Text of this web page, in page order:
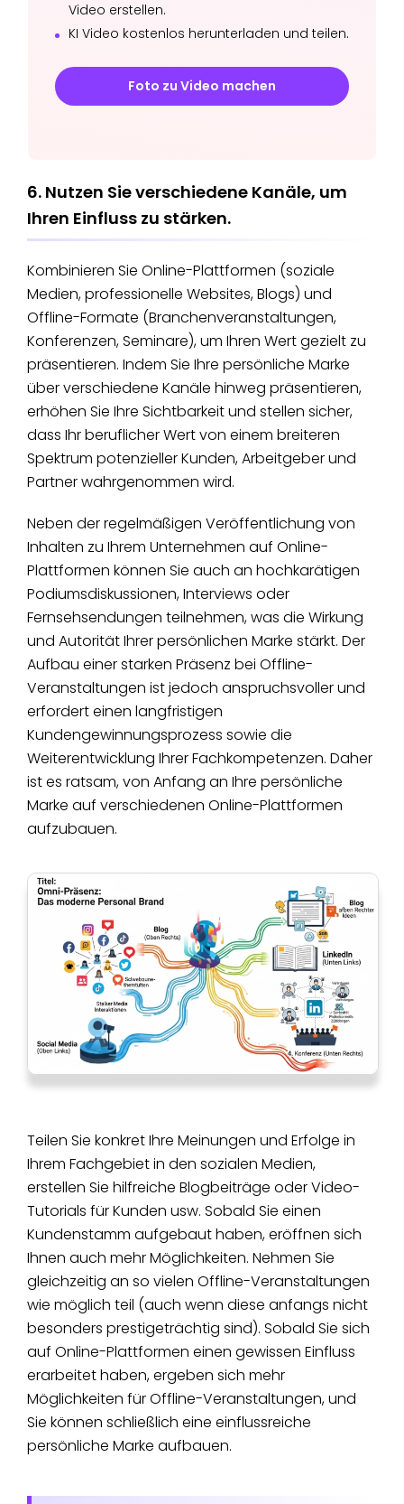
Video erstellen.
KI Video kostenlos herunterladen und teilen.
Foto zu Video machen
6. Nutzen Sie verschiedene Kanäle, um
Ihren Einfluss zu stärken.
Kombinieren Sie Online-Plattformen (soziale
Medien, professionelle Websites, Blogs) und
Offline-Formate (Branchenveranstaltungen,
Konferenzen, Seminare), um Ihren Wert gezielt zu
präsentieren. Indem Sie Ihre persönliche Marke
über verschiedene Kanäle hinweg präsentieren,
erhöhen Sie Ihre Sichtbarkeit und stellen sicher,
dass Ihr beruflicher Wert von einem breiteren
Spektrum potenzieller Kunden, Arbeitgeber und
Partner wahrgenommen wird.
Neben der regelmäßigen Veröffentlichung von
Inhalten zu Ihrem Unternehmen auf Online-
Plattformen können Sie auch an hochkarätigen
Podiumsdiskussionen, Interviews oder
Fernsehsendungen teilnehmen, was die Wirkung
und Autorität Ihrer persönlichen Marke stärkt. Der
Aufbau einer starken Präsenz bei Offline-
Veranstaltungen ist jedoch anspruchsvoller und
erfordert einen langfristigen
Kundengewinnungsprozess sowie die
Weiterentwicklung Ihrer Fachkompetenzen. Daher
ist es ratsam, von Anfang an Ihre persönliche
Marke auf verschiedenen Online-Plattformen
aufzubauen.
Teilen Sie konkret Ihre Meinungen und Erfolge in
Ihrem Fachgebiet in den sozialen Medien,
erstellen Sie hilfreiche Blogbeiträge oder Video-
Tutorials für Kunden usw. Sobald Sie einen
Kundenstamm aufgebaut haben, eröffnen sich
Ihnen auch mehr Möglichkeiten. Nehmen Sie
gleichzeitig an so vielen Offline-Veranstaltungen
wie möglich teil (auch wenn diese anfangs nicht
besonders prestigeträchtig sind). Sobald Sie sich
auf Online-Plattformen einen gewissen Einfluss
erarbeitet haben, ergeben sich mehr
Möglichkeiten für Offline-Veranstaltungen, und
Sie können schließlich eine einflussreiche
persönliche Marke aufbauen.